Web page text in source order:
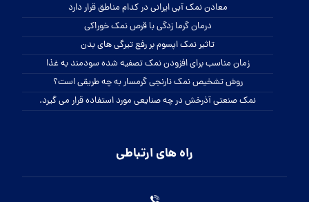
معادن نمک آبی ایرانی در کدام مناطق قرار دارد
درمان گرما زدگی با قرص نمک خوراکی
تاثیر نمک اپسوم بر رفع تیرگی های بدن
زمان مناسب برای افزودن نمک تصفیه شده سودمند به غذا
روش تشخیص نمک نارنجی گرمسار به چه طریقی است؟
نمک صنعتی آذرخش در چه صنایعی مورد استفاده قرار می گیرد.
راه های ارتباطی